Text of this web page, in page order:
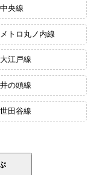
央線
トロ丸ノ内線
江戸線
の頭線
田谷線